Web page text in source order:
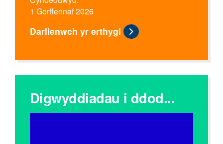
1 Gorffennaf 2026
Darllenwch yr erthygl
Digwyddiadau i ddod...